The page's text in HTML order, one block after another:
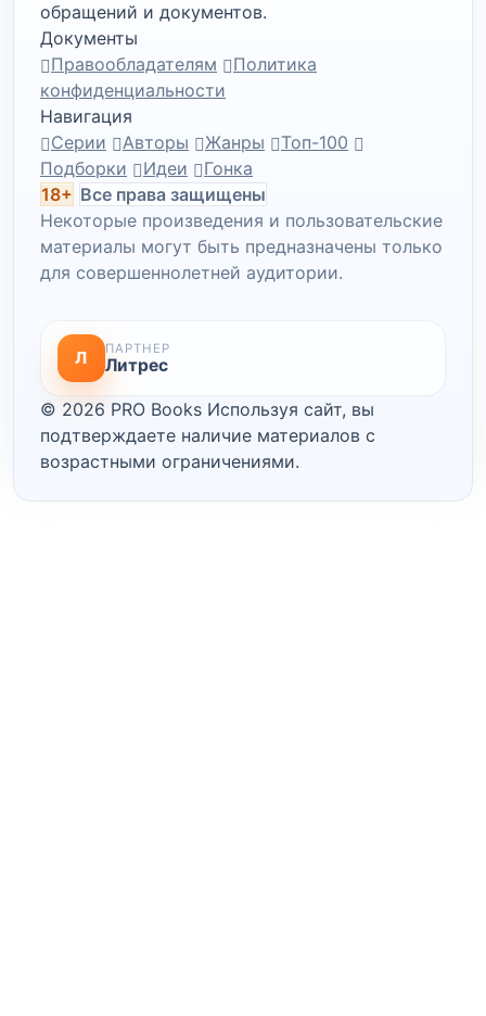
обращений и документов.
Документы
Правообладателям
Политика
конфиденциальности
Навигация
Серии
Авторы Жанры
Топ-100
Подборки
Идеи
Гонка
18+ Все права защищены
Некоторые произведения и пользовательские
материалы могут быть предназначены только
для совершеннолетней аудитории.
Л ПАРТНЕР
Литрес
© 2026 PRO Books Используя сайт, вы
подтверждаете наличие материалов с
возрастными ограничениями.